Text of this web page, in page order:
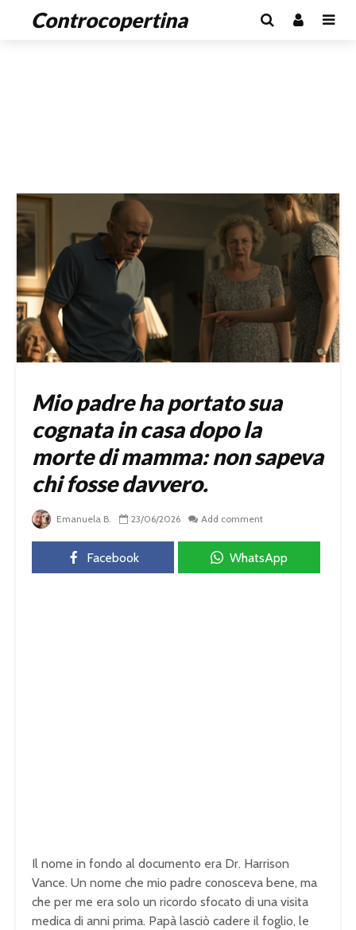
Controcopertina
Mio padre ha portato sua
cognata in casa dopo la
morte di mamma: non sapeva
chi fosse davvero.
Emanuela B. 23/06/2026 Add comment
Facebook WhatsApp
Il nome in fondo al documento era Dr. Harrison
Vance. Un nome che mio padre conosceva bene, ma
che per me era solo un ricordo sfocato di una visita
medica di anni prima. Papà lasciò cadere il foglio, le